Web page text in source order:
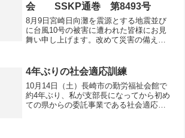
会 SSKP通巻 第8493号
8月9日宮崎日向灘を震源とする地震並び
に台風10号の被害に遭われた皆様にお見
舞い申し上げます。改めて災害の備えを
次から次に起こる災害が多いですが、皆
様、災害時への備え...
4年ぶりの社会適応訓練
10月14日（土）長崎市の勤労福祉会館で
約4年ぶり、私が支部長になってから初め
ての県からの委託事業である社会適応訓